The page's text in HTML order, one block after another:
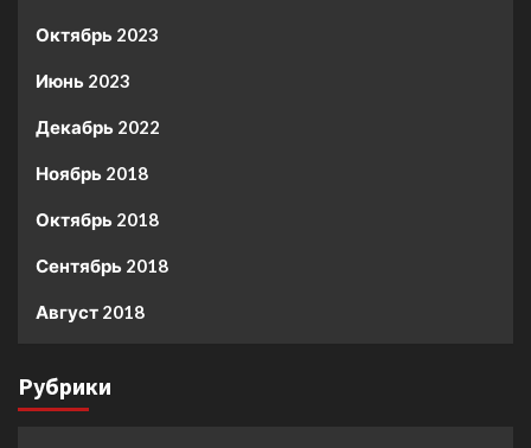
Октябрь 2023
Июнь 2023
Декабрь 2022
Ноябрь 2018
Октябрь 2018
Сентябрь 2018
Август 2018
Рубрики